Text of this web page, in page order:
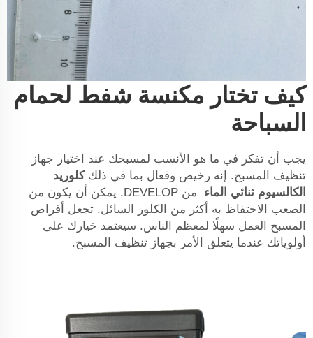
كيف تختار مكنسة شفط لحمام
السباحة
يجب أن تفكر في ما هو الأنسب لمسبحك عند اختيار جهاز
تنظيف المسبح. إنه رخيص وفعال بما في ذلككلوريد
الكالسيوم ثنائي الماء
من DEVELOP. يمكن أن يكون من
الصعب الاحتفاظ به أكثر من الكلور السائل. تجعل أقراص
المسبح العمل سهلًا لمعظم الناس. سيعتمد خيارك على
أولوياتك عندما يتعلق الأمر بجهاز تنظيف المسبح.